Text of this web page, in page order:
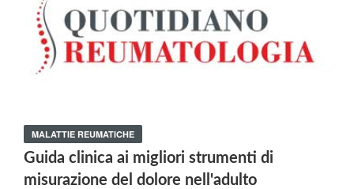
MALATTIE REUMATICHE
Guida clinica ai migliori strumenti di
misurazione del dolore nell'adulto